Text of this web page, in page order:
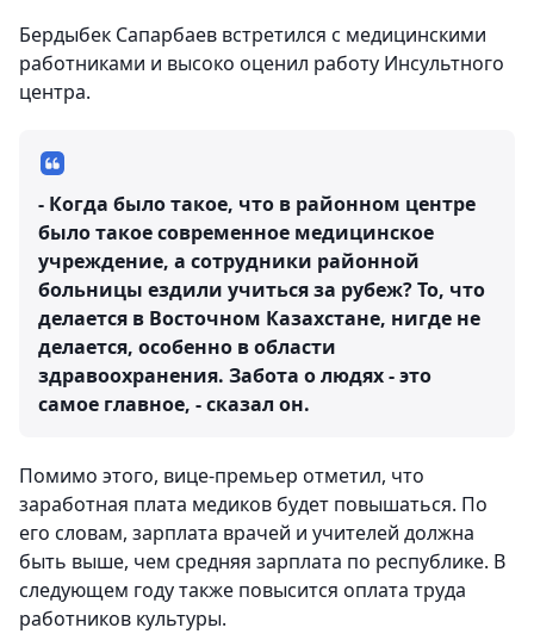
Бердыбек Сапарбаев встретился с медицинскими
работниками и высоко оценил работу Инсультного
центра.
- Когда было такое, что в районном центре
было такое современное медицинское
учреждение, а сотрудники районной
больницы ездили учиться за рубеж? То, что
делается в Восточном Казахстане, нигде не
делается, особенно в области
здравоохранения. Забота о людях - это
самое главное, - сказал он.
Помимо этого, вице-премьер отметил, что
заработная плата медиков будет повышаться. По
его словам, зарплата врачей и учителей должна
быть выше, чем средняя зарплата по республике. В
следующем году также повысится оплата труда
работников культуры.